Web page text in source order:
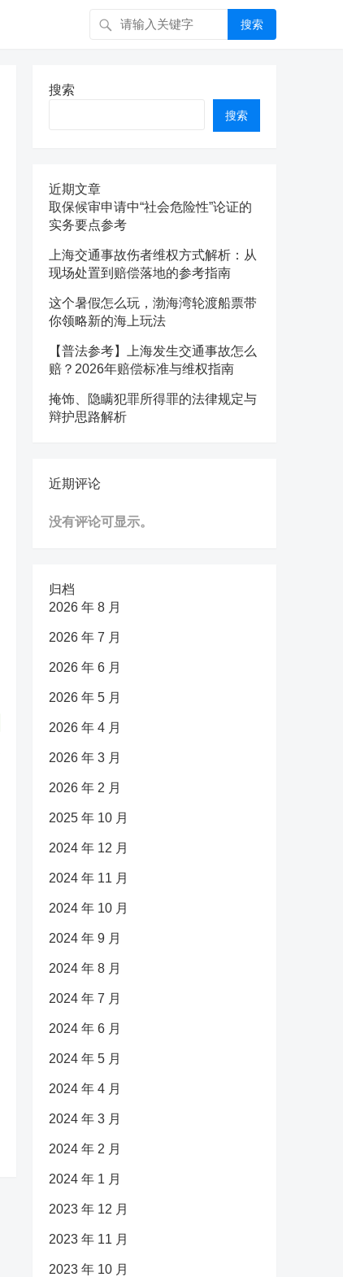
搜索
搜索
搜索
近期文章
取保候审申请中“社会危险性”论证的
实务要点参考
上海交通事故伤者维权方式解析：从
现场处置到赔偿落地的参考指南
这个暑假怎么玩，渤海湾轮渡船票带
你领略新的海上玩法
【普法参考】上海发生交通事故怎么
赔？2026年赔偿标准与维权指南
掩饰、隐瞒犯罪所得罪的法律规定与
辩护思路解析
近期评论
没有评论可显示。
归档
2026 年 8 月
2026 年 7 月
2026 年 6 月
2026 年 5 月
2026 年 4 月
2026 年 3 月
2026 年 2 月
2025 年 10 月
2024 年 12 月
2024 年 11 月
2024 年 10 月
2024 年 9 月
2024 年 8 月
2024 年 7 月
2024 年 6 月
2024 年 5 月
2024 年 4 月
2024 年 3 月
2024 年 2 月
2024 年 1 月
2023 年 12 月
2023 年 11 月
2023 年 10 月